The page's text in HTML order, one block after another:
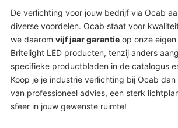
De verlichting voor jouw bedrijf via Ocab
diverse voordelen. Ocab staat voor
we daarom vijf jaar garantieop onze eigen
Britelight LED producten, tenzij anders
specifieke productbladen in de catalogus
Koop je je industrie verlichting bij Ocab
van professioneel advies, een sterk
sfeer in jouw gewenste ruimte!